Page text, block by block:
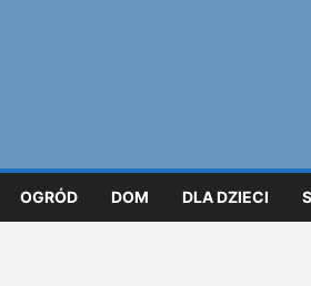
OGRÓD DOM DLA DZIECI